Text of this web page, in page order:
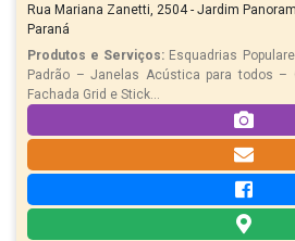
Rua Mariana Zanetti, 2504 - Jardim
Paraná
Produtos e Serviços: Esquadrias
Padrão – Janelas Acústica para todos –
Fachada Grid e Stick...